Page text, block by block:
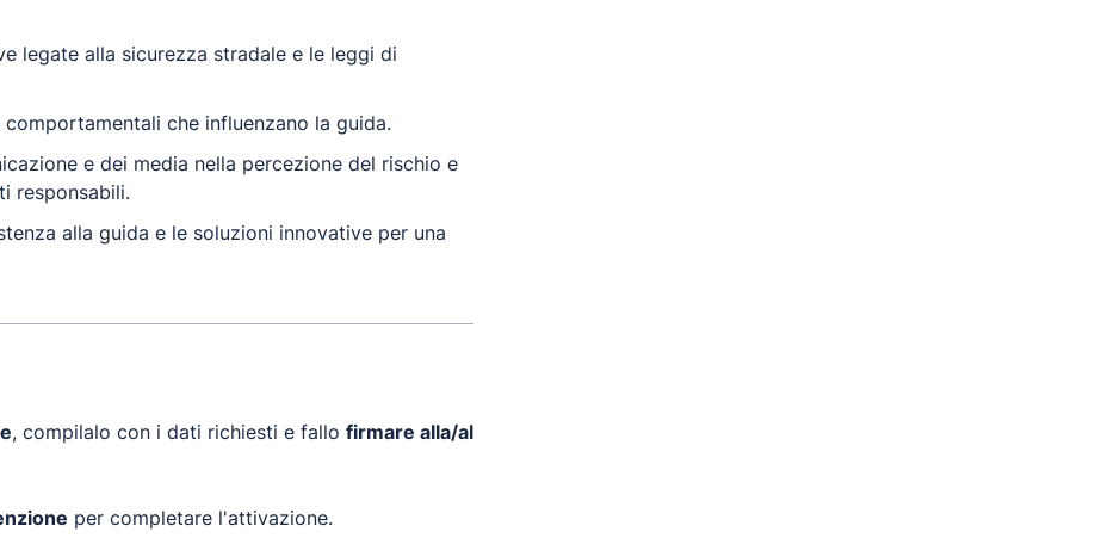
legate alla sicurezza stradale e le leggi di
che influenzano la guida.
e dei media nella percezione del rischio e
responsabili.
alla guida e le soluzioni innovative per una
, compilalo con i dati richiesti e fallo firmare alla/al
per completare l'attivazione.